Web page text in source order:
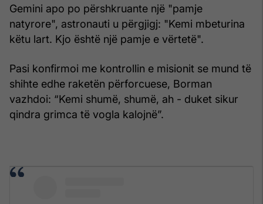
Gemini apo po përshkruante një "pamje
natyrore", astronauti u përgjigj: "Kemi mbeturina
këtu lart. Kjo është një pamje e vërtetë".
Pasi konfirmoi me kontrollin e misionit se mund të
shihte edhe raketën përforcuese, Borman
vazhdoi: “Kemi shumë, shumë, ah - duket sikur
qindra grimca të vogla kalojnë”.